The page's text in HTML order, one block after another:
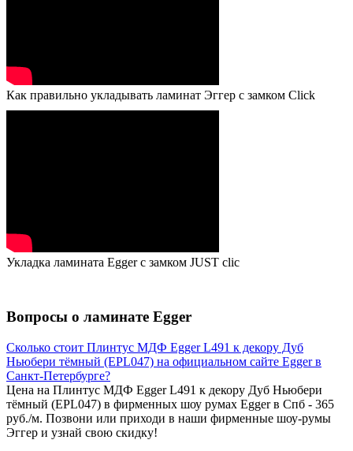
Как правильно укладывать ламинат Эггер с замком Click
Укладка ламината Egger с замком JUST clic
Вопросы о ламинате Egger
Сколько стоит Плинтус МДФ Egger L491 к декору Дуб
Ньюбери тёмный (EPL047) на официальном сайте Egger в
Санкт-Петербурге?
Цена на Плинтус МДФ Egger L491 к декору Дуб Ньюбери
тёмный (EPL047) в фирменных шоу румах Egger в Спб - 365
руб./м. Позвони или приходи в наши фирменные шоу-румы
Эггер и узнай свою скидку!